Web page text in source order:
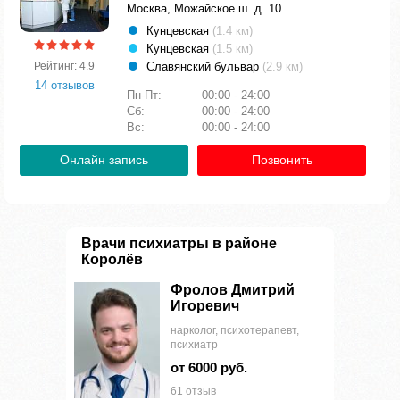
Рейтинг: 4.9
14 отзывов
Москва, Можайское ш. д. 10
Кунцевская (1.4 км)
Кунцевская (1.5 км)
Славянский бульвар (2.9 км)
Пн-Пт:
00:00 - 24:00
Сб:
00:00 - 24:00
Вс:
00:00 - 24:00
Онлайн запись Позвонить
Врачи психиатры в районе
Королёв
Фролов Дмитрий
Игоревич
нарколог, психотерапевт,
психиатр
от 6000 руб.
61 отзыв